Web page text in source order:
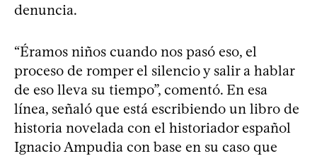
denuncia.
“Éramos niños cuando nos pasó eso, el
proceso de romper el silencio y salir a hablar
de eso lleva su tiempo”, comentó. En esa
línea, señaló que está escribiendo un libro de
historia novelada con el historiador español
Ignacio Ampudia con base en su caso que